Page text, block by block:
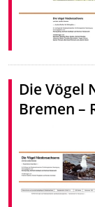
Die Vögel
Bremen –